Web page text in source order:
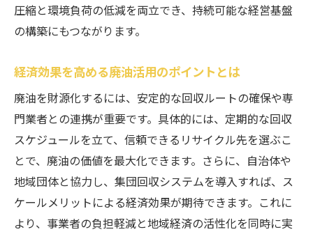
圧縮と環境負荷の低減を両立でき、持続可能な経営基盤
の構築にもつながります。
経済効果を高める廃油活用のポイントとは
廃油を財源化するには、安定的な回収ルートの確保や専
門業者との連携が重要です。具体的には、定期的な回収
スケジュールを立て、信頼できるリサイクル先を選ぶこ
とで、廃油の価値を最大化できます。さらに、自治体や
地域団体と協力し、集団回収システムを導入すれば、ス
ケールメリットによる経済効果が期待できます。これに
より、事業者の負担軽減と地域経済の活性化を同時に実